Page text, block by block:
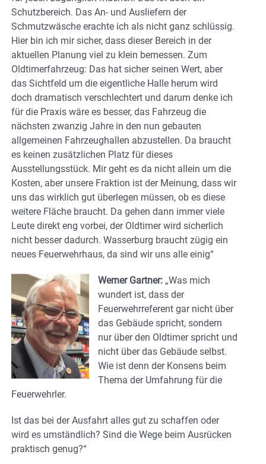
Schutzbereich. Das An- und Ausliefern der
Schmutzwäsche erachte ich als nicht ganz schlüssig.
Hier bin ich mir sicher, dass dieser Bereich in der
aktuellen Planung viel zu klein bemessen. Zum
Oldtimerfahrzeug: Das hat sicher seinen Wert, aber
das Sichtfeld um die eigentliche Halle herum wird
doch dramatisch verschlechtert und darum denke ich
für die Praxis wäre es besser, das Fahrzeug die
nächsten zwanzig Jahre in den nun gebauten
allgemeinen Fahrzeughallen abzustellen. Da braucht
es keinen zusätzlichen Platz für dieses
Ausstellungsstück. Mir geht es da nicht allein um die
Kosten, aber unsere Fraktion ist der Meinung, dass wir
uns das wirklich gut überlegen müssen, ob es diese
weitere Fläche braucht. Da gehen dann immer viele
Leute direkt eng vorbei, der Oldtimer wird sicherlich
nicht besser dadurch. Wasserburg braucht zügig ein
neues Feuerwehrhaus, da sind wir uns alle einig“
Werner Gartner: „Was mich
wundert ist, dass der
Feuerwehrreferent gar nicht über
das Gebäude spricht, sondern
nur über den Oldtimer spricht und
nicht über das Gebäude selbst.
Wie ist denn der Konsens beim
Thema der Umfahrung für die
Feuerwehrler.
Ist das bei der Ausfahrt alles gut zu schaffen oder
wird es umständlich? Sind die Wege beim Ausrücken
praktisch genug?“